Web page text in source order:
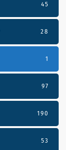
45
28
1
97
190
53